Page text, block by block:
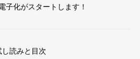
子化がスタートします！
し読みと目次